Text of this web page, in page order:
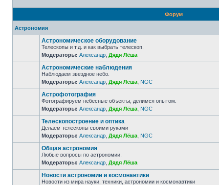
Форум
Астрономия
Астрономическое оборудование
Телескопы и т.д. и как выбрать телескоп.
Модераторы: Александр Дядя Лёша
Астрономические наблюдения
Наблюдаем звездное небо.
Модераторы: Александр Дядя Лёша NGC
Астрофотография
Фотографируем небесные объекты, делимся опытом.
Модераторы: Александр Дядя Лёша NGC
Телескопостроение и оптика
Делаем телескопы своими руками
Модераторы: Александр Дядя Лёша NGC
Общая астрономия
Любые вопросы по астрономии.
Модераторы: Александр Дядя Лёша
Новости астрономии и космонавтики
Новости из мира науки, техники, астрономии и космонавтики